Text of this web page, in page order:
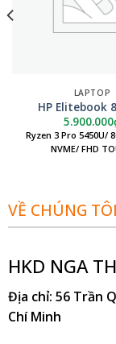
LAPTOP
HP Elitebook
5.900.000
Ryzen 3 Pro 5450U/
NVME/ FHD
VỀ CHÚNG TÔI
HKD NGA
Địa chỉ: 56 Trần
Chí Minh